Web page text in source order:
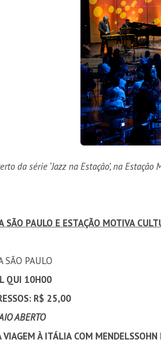
da série ‘Jazz na Estação’, na
SÃO PAULO E ESTAÇÃO MOTIVA
SÃO PAULO
QUI 10H00
R$ 25,00
ABERTO
VIAGEM À ITÁLIA COM MENDELSSOHN